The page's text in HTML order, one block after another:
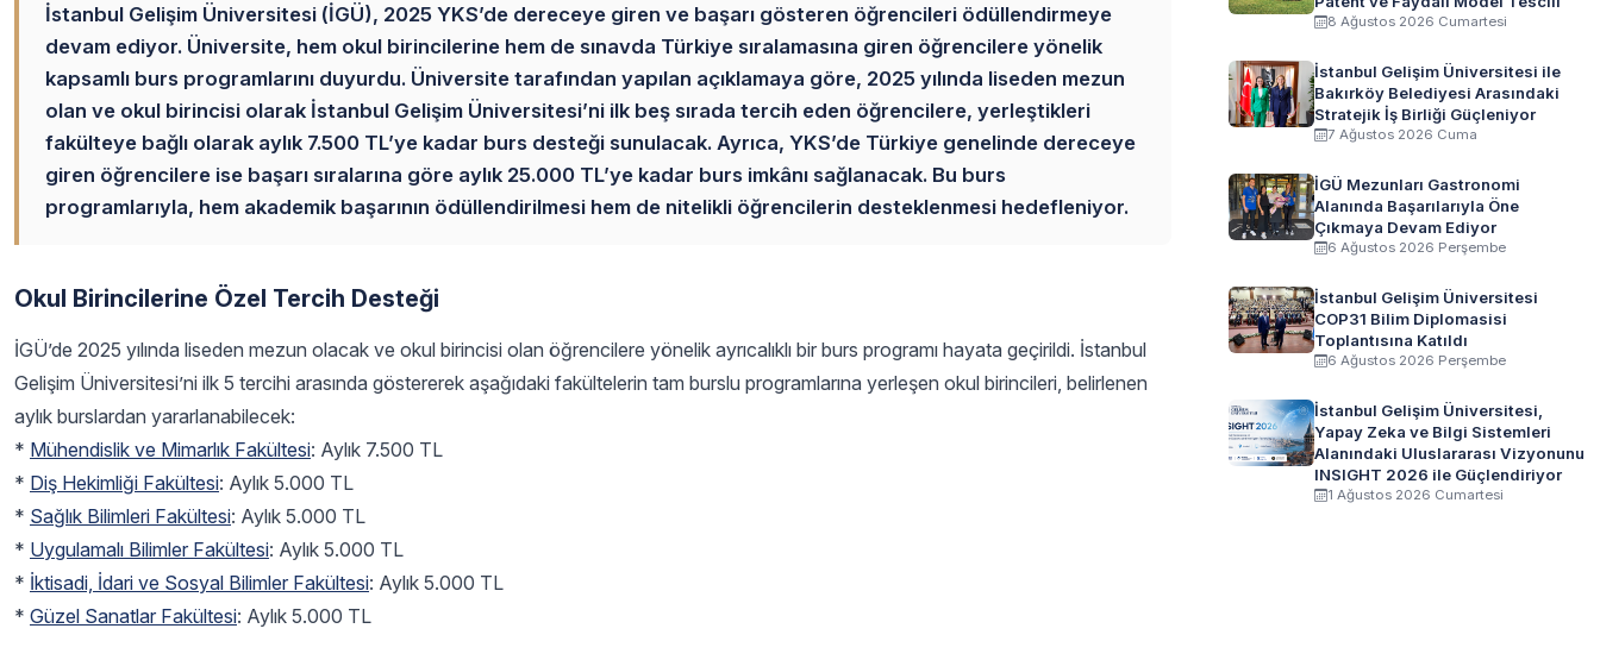
İstanbul Gelişim Üniversitesi (İGÜ), 2025 YKS’de dereceye giren ve başarı gösteren öğrencileri ödüllendirmeye
devam ediyor. Üniversite, hem okul birincilerine hem de sınavda Türkiye sıralamasına giren öğrencilere yönelik
kapsamlı burs programlarını duyurdu. Üniversite tarafından yapılan açıklamaya göre, 2025 yılında liseden mezun
olan ve okul birincisi olarak İstanbul Gelişim Üniversitesi’ni ilk beş sırada tercih eden öğrencilere, yerleştikleri
fakülteye bağlı olarak aylık 7.500 TL’ye kadar burs desteği sunulacak. Ayrıca, YKS’de Türkiye genelinde dereceye
giren öğrencilere ise başarı sıralarına göre aylık 25.000 TL’ye kadar burs imkânı sağlanacak. Bu burs
programlarıyla, hem akademik başarının ödüllendirilmesi hem de nitelikli öğrencilerin desteklenmesi hedefleniyor.
Okul Birincilerine Özel Tercih Desteği
İGÜ’de 2025 yılında liseden mezun olacak ve okul birincisi olan öğrencilere yönelik ayrıcalıklı bir burs programı hayata geçirildi. İstanbul
Gelişim Üniversitesi’ni ilk 5 tercihi arasında göstererek aşağıdaki fakültelerin tam burslu programlarına yerleşen okul birincileri, belirlenen
aylık burslardan yararlanabilecek:
* Mühendislik ve Mimarlık Fakültesi: Aylık 7.500 TL
* Diş Hekimliği Fakültesi: Aylık 5.000 TL
* Sağlık Bilimleri Fakültesi: Aylık 5.000 TL
* Uygulamalı Bilimler Fakültesi: Aylık 5.000 TL
* İktisadi, İdari ve Sosyal Bilimler Fakültesi: Aylık 5.000 TL
* Güzel Sanatlar Fakültesi: Aylık 5.000 TL
8 Ağustos 2026 Cumartesi
İstanbul Gelişim Üniversitesi ile
Bakırköy Belediyesi Arasındaki
Stratejik İş Birliği Güçleniyor
7 Ağustos 2026 Cuma
İGÜ Mezunları Gastronomi
Alanında Başarılarıyla Öne
Çıkmaya Devam Ediyor
6 Ağustos 2026 Perşembe
İstanbul Gelişim Üniversitesi
COP31 Bilim Diplomasisi
Toplantısına Katıldı
6 Ağustos 2026 Perşembe
İstanbul Gelişim Üniversitesi,
Yapay Zeka ve Bilgi Sistemleri
Alanındaki Uluslararası Vizyonunu
INSIGHT 2026 ile Güçlendiriyor
1 Ağustos 2026 Cumartesi